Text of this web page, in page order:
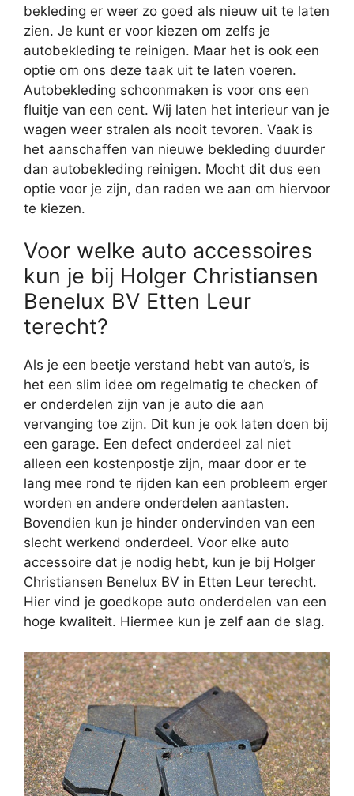
bekleding er weer zo goed als nieuw uit te laten
zien. Je kunt er voor kiezen om zelfs je
autobekleding te reinigen. Maar het is ook een
optie om ons deze taak uit te laten voeren.
Autobekleding schoonmaken is voor ons een
fluitje van een cent. Wij laten het interieur van je
wagen weer stralen als nooit tevoren. Vaak is
het aanschaffen van nieuwe bekleding duurder
dan autobekleding reinigen. Mocht dit dus een
optie voor je zijn, dan raden we aan om hiervoor
te kiezen.
Voor welke auto accessoires
kun je bij Holger Christiansen
Benelux BV Etten Leur
terecht?
Als je een beetje verstand hebt van auto’s, is
het een slim idee om regelmatig te checken of
er onderdelen zijn van je auto die aan
vervanging toe zijn. Dit kun je ook laten doen bij
een garage. Een defect onderdeel zal niet
alleen een kostenpostje zijn, maar door er te
lang mee rond te rijden kan een probleem erger
worden en andere onderdelen aantasten.
Bovendien kun je hinder ondervinden van een
slecht werkend onderdeel. Voor elke auto
accessoire dat je nodig hebt, kun je bij Holger
Christiansen Benelux BV in Etten Leur terecht.
Hier vind je goedkope auto onderdelen van een
hoge kwaliteit. Hiermee kun je zelf aan de slag.